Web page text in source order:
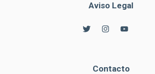
Aviso Legal
Contacto